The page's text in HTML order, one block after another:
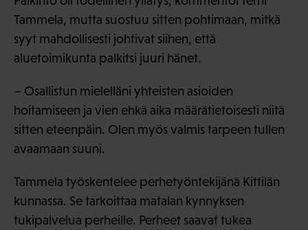
Tammela, mutta suostuu sitten pohtimaan, mitkä
syyt mahdollisesti johtivat siihen, että
aluetoimikunta palkitsi juuri hänet.
– Osallistun mielelläni yhteisten asioiden
hoitamiseen ja vien ehkä aika määrätietoisesti niitä
sitten eteenpäin. Olen myös valmis tarpeen tullen
avaamaan suuni.
Tammela työskentelee perhetyöntekijänä Kittilän
kunnassa. Se tarkoittaa matalan kynnyksen
tukipalvelua perheille. Perheet saavat tukea